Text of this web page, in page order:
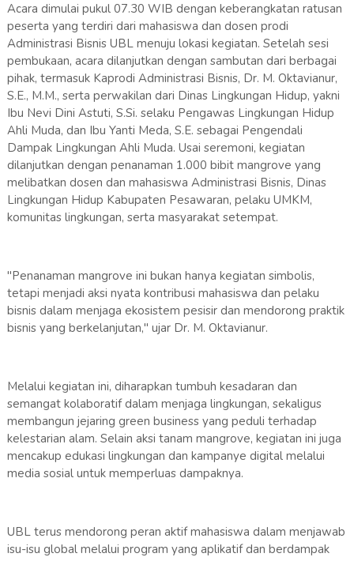
Acara dimulai pukul 07.30 WIB dengan keberangkatan ratusan
peserta yang terdiri dari mahasiswa dan dosen prodi
Administrasi Bisnis UBL menuju lokasi kegiatan. Setelah sesi
pembukaan, acara dilanjutkan dengan sambutan dari berbagai
pihak, termasuk Kaprodi Administrasi Bisnis, Dr. M. Oktavianur,
S.E., M.M., serta perwakilan dari Dinas Lingkungan Hidup, yakni
Ibu Nevi Dini Astuti, S.Si. selaku Pengawas Lingkungan Hidup
Ahli Muda, dan Ibu Yanti Meda, S.E. sebagai Pengendali
Dampak Lingkungan Ahli Muda. Usai seremoni, kegiatan
dilanjutkan dengan penanaman 1.000 bibit mangrove yang
melibatkan dosen dan mahasiswa Administrasi Bisnis, Dinas
Lingkungan Hidup Kabupaten Pesawaran, pelaku UMKM,
komunitas lingkungan, serta masyarakat setempat.
"Penanaman mangrove ini bukan hanya kegiatan simbolis,
tetapi menjadi aksi nyata kontribusi mahasiswa dan pelaku
bisnis dalam menjaga ekosistem pesisir dan mendorong praktik
bisnis yang berkelanjutan," ujar Dr. M. Oktavianur.
Melalui kegiatan ini, diharapkan tumbuh kesadaran dan
semangat kolaboratif dalam menjaga lingkungan, sekaligus
membangun jejaring green business yang peduli terhadap
kelestarian alam. Selain aksi tanam mangrove, kegiatan ini juga
mencakup edukasi lingkungan dan kampanye digital melalui
media sosial untuk memperluas dampaknya.
UBL terus mendorong peran aktif mahasiswa dalam menjawab
isu-isu global melalui program yang aplikatif dan berdampak